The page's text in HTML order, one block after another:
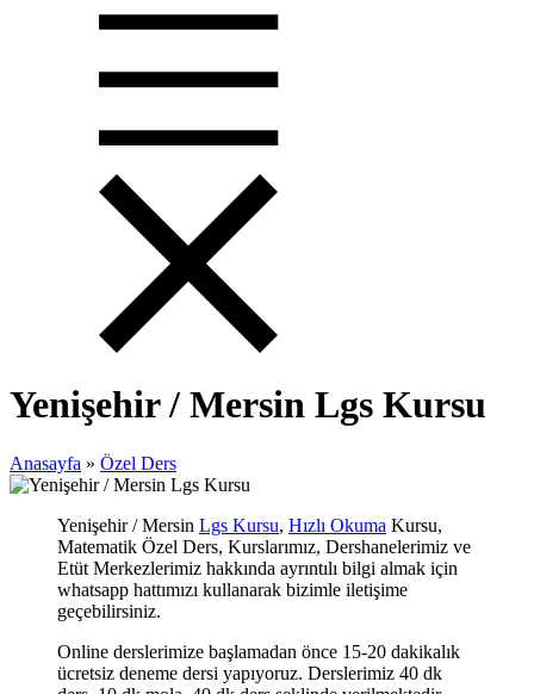
Yenişehir / Mersin Lgs Kursu
Anasayfa » Özel Ders
Yenişehir / Mersin Lgs Kursu, Hızlı Okuma Kursu,
Matematik Özel Ders, Kurslarımız, Dershanelerimiz ve
Etüt Merkezlerimiz hakkında ayrıntılı bilgi almak için
whatsapp hattımızı kullanarak bizimle iletişime
geçebilirsiniz.
Online derslerimize başlamadan önce 15-20 dakikalık
ücretsiz deneme dersi yapıyoruz. Derslerimiz 40 dk